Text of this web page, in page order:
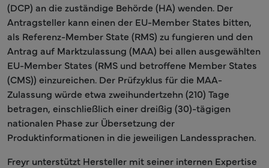
(DCP) an die zuständige Behörde (HA) wenden. Der
Antragsteller kann einen der EU-Member States bitten,
als Referenz-Member State (RMS) zu fungieren und den
Antrag auf Marktzulassung (MAA) bei allen ausgewählten
EU-Member States (RMS und betroffene Member States
(CMS)) einzureichen. Der Prüfzyklus für die MAA-
Zulassung würde etwa zweihundertzehn (210) Tage
betragen, einschließlich einer dreißig (30)-tägigen
nationalen Phase zur Übersetzung der
Produktinformationen in die jeweiligen Landessprachen.
Freyr unterstützt Hersteller mit seiner internen Expertise